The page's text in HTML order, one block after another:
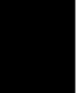
o contratar un